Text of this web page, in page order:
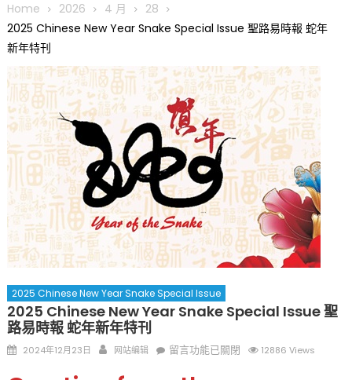
趣 + 水上竞速魅力
三十二载跨越时空的相逢
执掌密苏里植物园近四十年 致力推动全球植物多样性研究与中美
合作 Peter Raven 博士逝世 享年89岁
一晃三十年，初夏又相逢。中华日，等你来赴约 —— 密苏里植物
园“中华日三十周年特别报道（五）
筝声与琴韵交汇：刘励(Li Statler)与钢琴家Darek演绎一场古筝
与钢琴的精彩对话
Home 2026 4 月
28
2025 Chinese New Year Snake Special Issue 聖路易時報 蛇年
新年特刊
2025 Chinese New Year Snake Special Issue
2025 Chinese New Year Snake Special Issue 聖
路易時報 蛇年新年特刊
Posted
2024年12月23日 Author
网站编辑
在
留言功能已關閉 12886 Views